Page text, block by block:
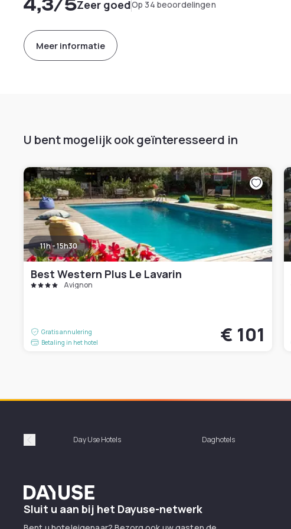
Zeer goedOp 34 beoordelingen
Meer informatie
U bent mogelijk ook geïnteresseerd in
11h - 15h30
Best Western Plus Le Lavarin
Avignon
Gratis annulering
Betaling in het hotel
€ 101
PrécédentDay Use Hotels Daghotels
Dayuse
Sluit u aan bij het Dayuse-netwerk